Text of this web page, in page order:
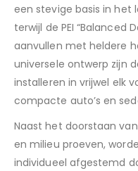
een stevige basis in het
terwijl de PEI “Balanced
aanvullen met heldere
universele ontwerp zijn
installeren in vrijwel elk
compacte auto’s en
Naast het doorstaan
en milieu proeven,
individueel afgestemd